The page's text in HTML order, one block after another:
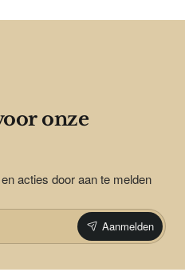
onze
acties door aan te melden
Aanmelden